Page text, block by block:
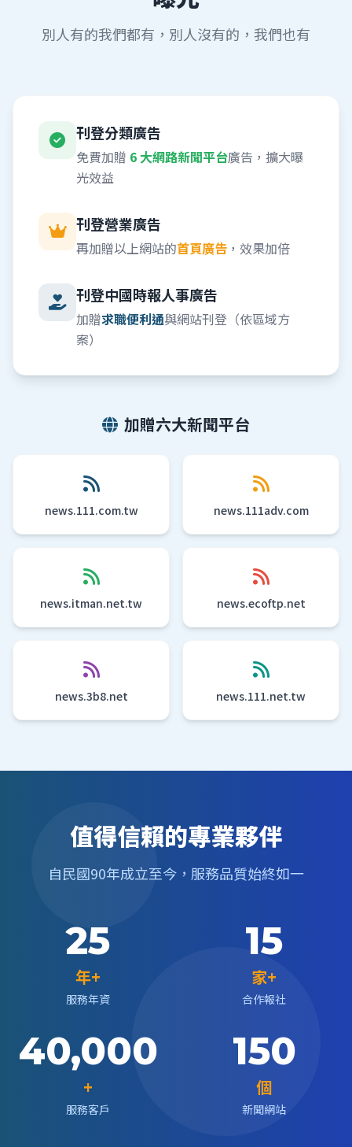
別人有的我們都有，別人沒有的，我們也有
刊登分類廣告
免費加贈 6 大網路新聞平台廣告，擴大曝
光效益
刊登營業廣告
再加贈以上網站的首頁廣告 ，效果加倍
刊登中國時報人事廣告
加贈求職便利通與網站刊登（依區域方
案）
加贈六大新聞平台
news.111.com.tw news.111adv.com
news.itman.net.tw news.ecoftp.net
news.3b8.net news.111.net.tw
值得信賴的專業夥伴
自民國90年成立至今，服務品質始終如一
25
年+
服務年資
15
家+
合作報社
40,000
+
服務客戶
150
個
新聞網站